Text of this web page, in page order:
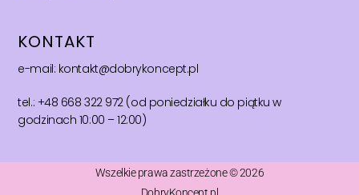
KONTAKT
e-mail: kontakt@dobrykoncept.pl
tel.: +48 668 322 972 (od poniedziałku do piątku w
godzinach 10:00 – 12:00)
Wszelkie prawa zastrzeżone © 2026
DobryKoncept.pl